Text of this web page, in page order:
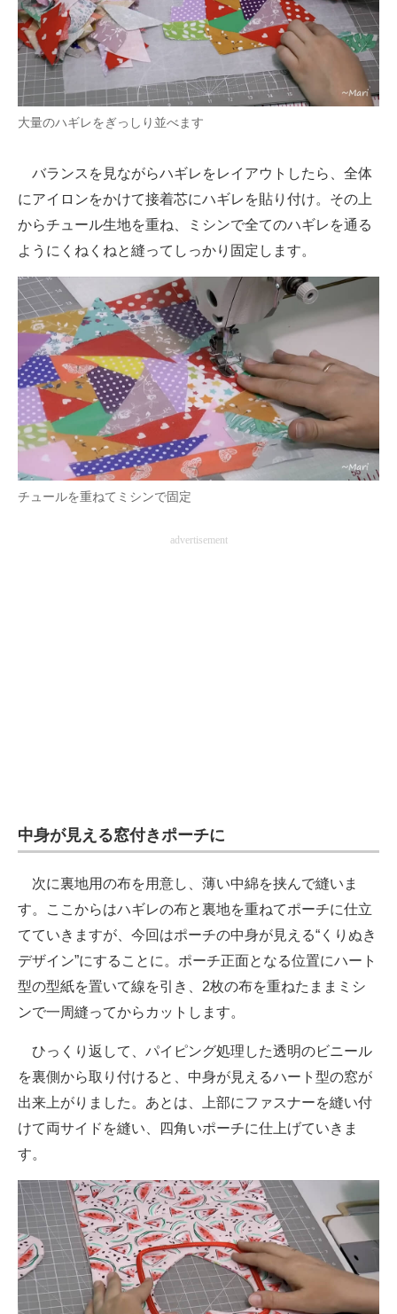
大量のハギレをぎっしり並べます
バランスを見ながらハギレをレイアウトしたら、全体
にアイロンをかけて接着芯にハギレを貼り付け。その上
からチュール生地を重ね、ミシンで全てのハギレを通る
ようにくねくねと縫ってしっかり固定します。
チュールを重ねてミシンで固定
advertisement
中身が見える窓付きポーチに
次に裏地用の布を用意し、薄い中綿を挟んで縫いま
す。ここからはハギレの布と裏地を重ねてポーチに仕立
てていきますが、今回はポーチの中身が見える“くりぬき
デザイン”にすることに。ポーチ正面となる位置にハート
型の型紙を置いて線を引き、2枚の布を重ねたままミシ
ンで一周縫ってからカットします。
ひっくり返して、パイピング処理した透明のビニール
を裏側から取り付けると、中身が見えるハート型の窓が
出来上がりました。あとは、上部にファスナーを縫い付
けて両サイドを縫い、四角いポーチに仕上げていきま
す。